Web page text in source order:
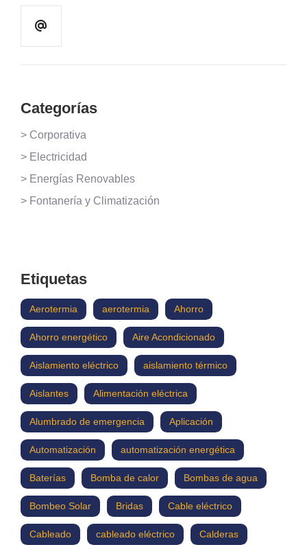
Categorías
> Corporativa
> Electricidad
> Energías Renovables
> Fontanería y Climatización
Etiquetas
Aerotermia aerotermia Ahorro
Ahorro energético Aire Acondicionado
Aislamiento eléctrico aislamiento térmico
Aislantes Alimentación eléctrica
Alumbrado de emergencia Aplicación
Automatización automatización energética
Baterías Bomba de calor Bombas de agua
Bombeo Solar Bridas Cable eléctrico
Cableado cableado eléctrico Calderas